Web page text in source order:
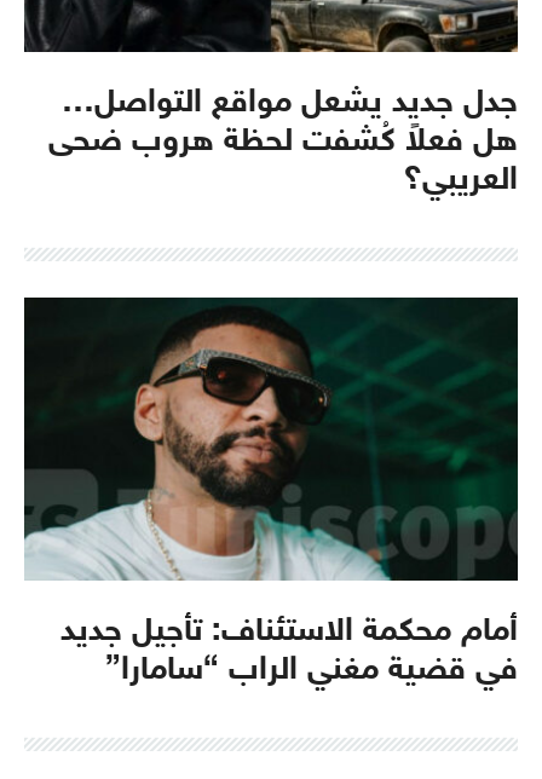
جدل جديد يشعل مواقع التواصل…
هل فعلاً كُشفت لحظة هروب ضحى
العريبي؟
أمام محكمة الاستئناف: تأجيل جديد
في قضية مغني الراب “سامارا”